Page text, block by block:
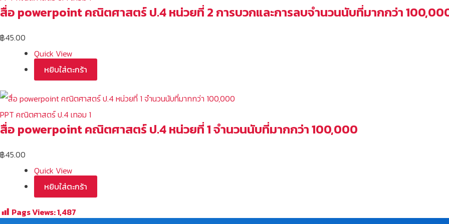
สื่อ powerpoint คณิตศาสตร์ ป.4 หน่วยที่ 2 การบวกและการลบจำนวนนับที่มากกว่า
฿45.00
Quick View
หยิบใส่ตะกร้า
PPT คณิตศาสตร์ ป.4 เทอม 1
สื่อ powerpoint คณิตศาสตร์ ป.4 หน่วยที่ 1 จำนวนนับที่มากกว่า 100,000
฿45.00
Quick View
หยิบใส่ตะกร้า
Pags Views:1,487